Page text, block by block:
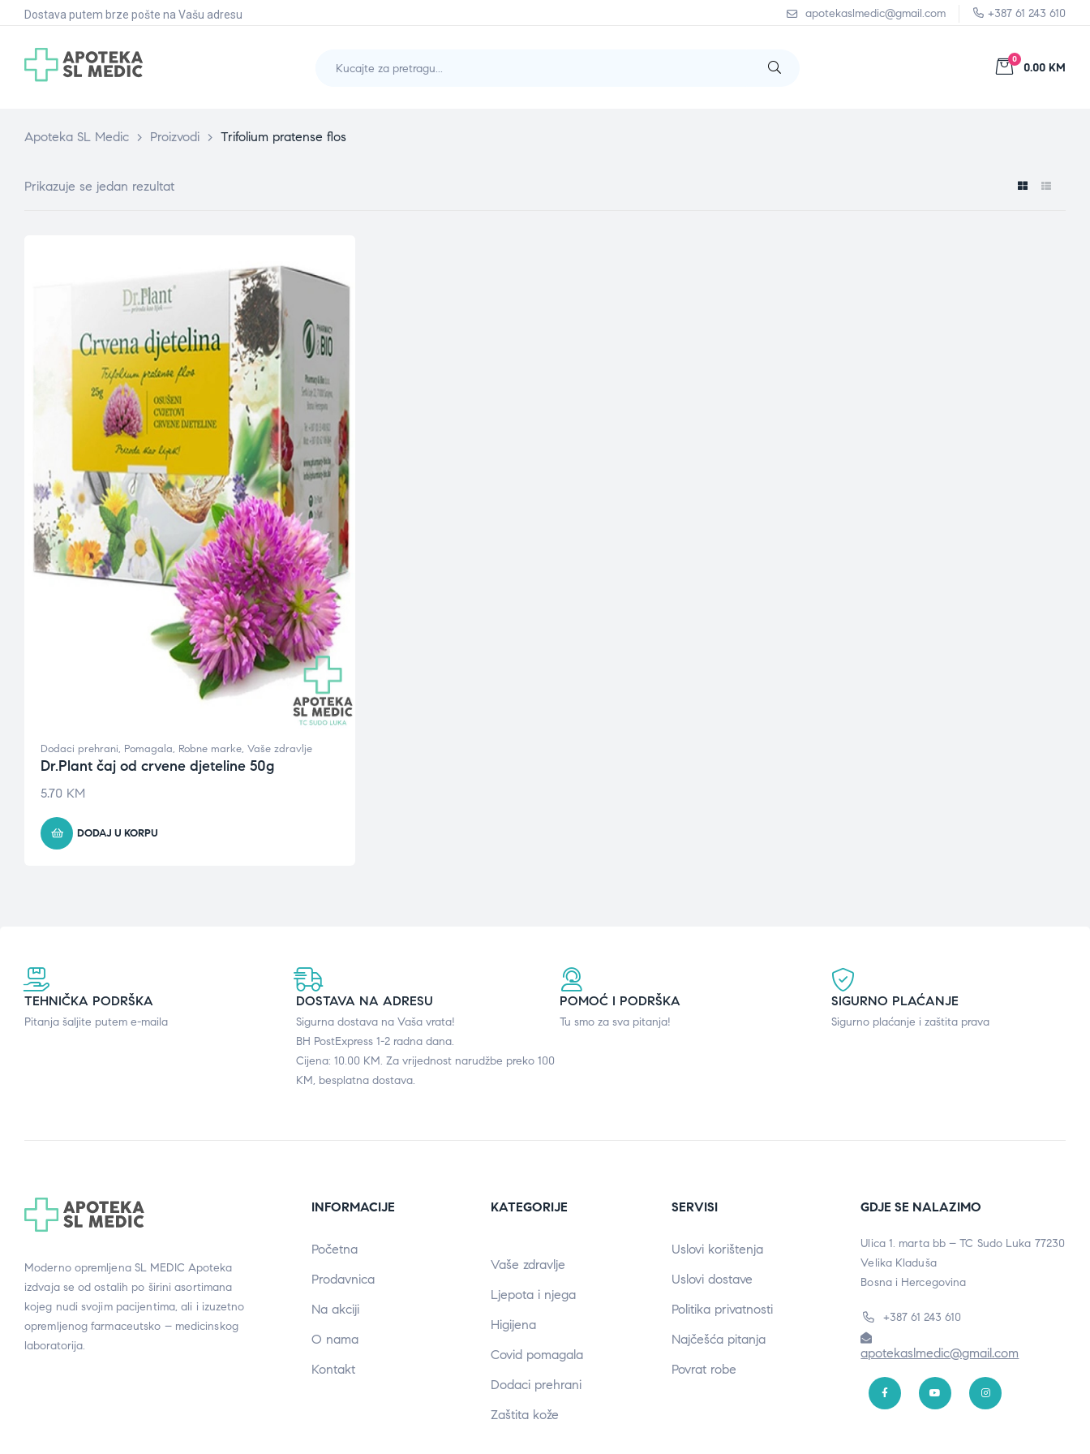
Dostava putem brze pošte na Vašu adresu apotekaslmedic@gmail.com +387 61 243 610
0
0.00 KM
Apoteka SL Medic > Proizvodi > Trifolium pratense flos
Prikazuje se jedan rezultat
Dodaci prehrani, Pomagala, Robne marke, Vaše zdravlje
Dr.Plant čaj od crvene djeteline 50g
5.70 KM
DODAJ U KORPU
TEHNIČKA PODRŠKA
Pitanja šaljite putem e-maila
DOSTAVA NA ADRESU
Sigurna dostava na Vaša vrata!
BH PostExpress 1-2 radna dana.
Cijena: 10.00 KM. Za vrijednost narudžbe preko 100
KM, besplatna dostava.
POMOĆ I PODRŠKA
Tu smo za sva pitanja!
SIGURNO PLAĆANJE
Sigurno plaćanje i zaštita prava
Moderno opremljena SL MEDIC Apoteka
izdvaja se od ostalih po širini asortimana
kojeg nudi svojim pacijentima, ali i izuzetno
opremljenog farmaceutsko – medicinskog
laboratorija.
INFORMACIJE
Početna
Prodavnica
Na akciji
O nama
Kontakt
KATEGORIJE
Vaše zdravlje
Ljepota i njega
Higijena
Covid pomagala
Dodaci prehrani
Zaštita kože
SERVISI
Uslovi korištenja
Uslovi dostave
Politika privatnosti
Najčešća pitanja
Povrat robe
GDJE SE NALAZIMO
Ulica 1. marta bb – TC Sudo Luka 77230
Velika Kladuša
Bosna i Hercegovina
+387 61 243 610
apotekaslmedic@gmail.com